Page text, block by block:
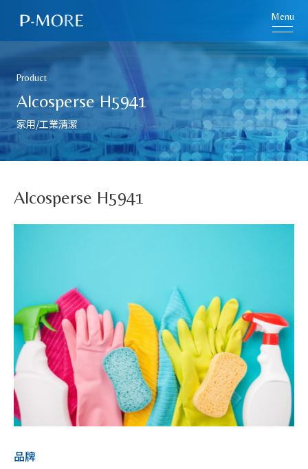
Menu
Product
Alcosperse H5941
家用/工業清潔
Alcosperse H5941
品牌